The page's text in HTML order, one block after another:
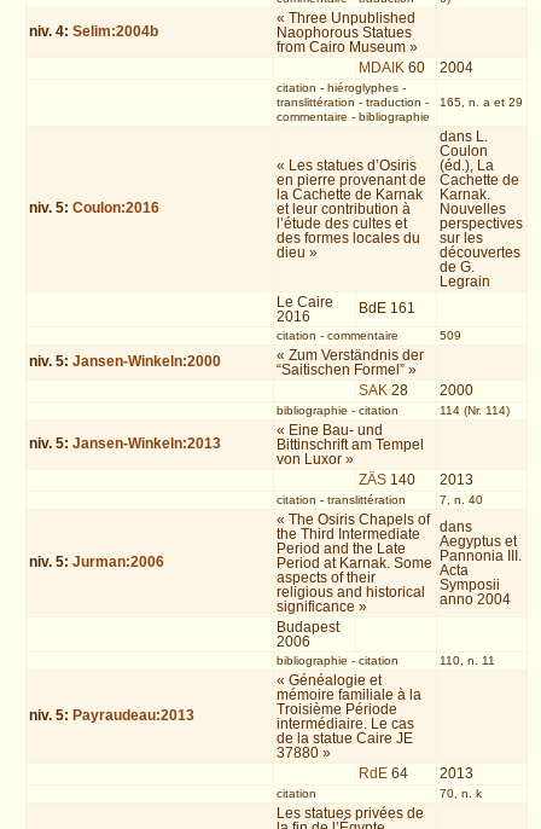
niv. 4:Selim:2004b
« Three Unpublished
Naophorous Statues
from Cairo Museum »
MDAIK 60 2004
citation - hiéroglyphes-
translittération - traduction -
commentaire - bibliographie
165, n. a et 29
niv. 5:Coulon:2016
« Les statues d’Osiris
en pierre provenant de
la Cachette de Karnak
et leur contribution à
l’étude des cultes et
des formes locales du
dieu »
dans L.
Coulon
(éd.), La
Cachette de
Karnak.
Nouvelles
perspectives
sur les
découvertes
de G.
Legrain
Le Caire
2016
BdE 161
citation - commentaire 509
niv. 5:Jansen-Winkeln:2000
« Zum Verständnis der
“Saitischen Formel” »
SAK 28 2000
bibliographie - citation 114 (Nr. 114)
niv. 5:Jansen-Winkeln:2013
« Eine Bau- und
Bittinschrift am Tempel
von Luxor »
ZÄS 140 2013
citation - translittération 7, n. 40
niv. 5:Jurman:2006
« The Osiris Chapels of
the Third Intermediate
Period and the Late
Period at Karnak. Some
aspects of their
religious and historical
significance »
dans
Aegyptus et
Pannonia III.
Acta
Symposii
anno 2004
Budapest
2006
bibliographie - citation 110, n. 11
niv. 5: Payraudeau:2013
« Généalogie et
mémoire familiale à la
Troisième Période
intermédiaire. Le cas
de la statue Caire JE
37880 »
RdE 64 2013
citation 70, n. k
Les statues privées de